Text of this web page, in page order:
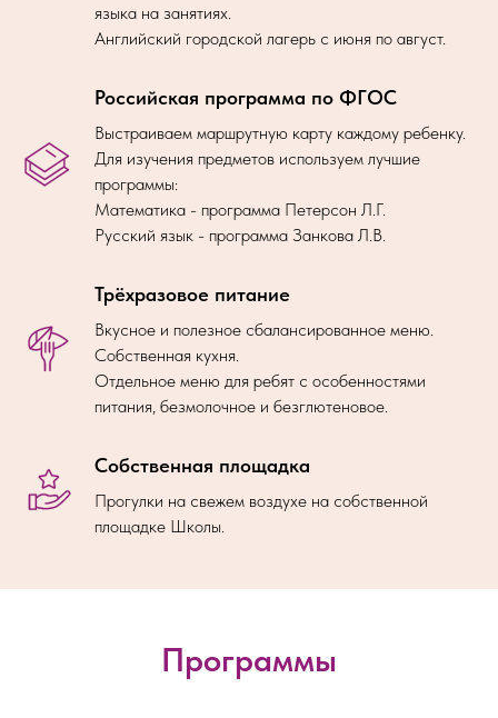
языка на занятиях.
Английский городской лагерь с июня по август.
Российская программа по ФГОС
Выстраиваем маршрутную карту каждому ребенку.
Для изучения предметов используем лучшие
программы:
Математика - программа Петерсон Л.Г.
Русский язык - программа Занкова Л.В.
Трёхразовое питание
Вкусное и полезное сбалансированное меню.
Собственная кухня.
Отдельное меню для ребят с особенностями
питания, безмолочное и безглютеновое.
Собственная площадка
Прогулки на свежем воздухе на собственной
площадке Школы.
Программы